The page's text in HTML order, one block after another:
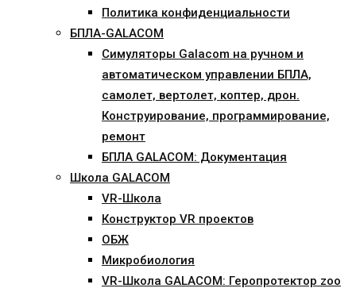
Политика конфиденциальности
БПЛА-GALACOM
Симуляторы Galacom на ручном и
автоматическом управлении БПЛА,
самолет, вертолет, коптер, дрон.
Конструирование, программирование,
ремонт
БПЛА GALACOM: Документация
Школа GALACOM
VR-Школа
Конструктор VR проектов
ОБЖ
Микробиология
VR-Школа GALACOM: Геропротектор zoo